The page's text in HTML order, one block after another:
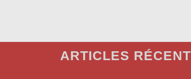
ARTICLES